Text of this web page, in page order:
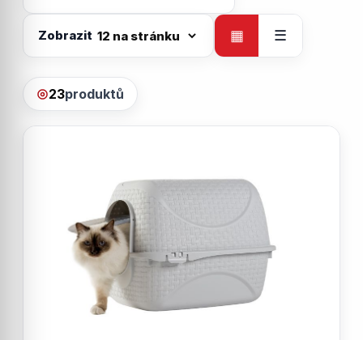
Zobrazit ▦ ☰
23produktů